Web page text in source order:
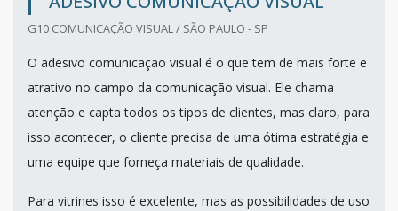
G10 COMUNICAÇÃO VISUAL / SÃO PAULO - SP
O adesivo comunicação visual é o que tem de mais forte e
atrativo no campo da comunicação visual. Ele chama
atenção e capta todos os tipos de clientes, mas claro, para
isso acontecer, o cliente precisa de uma ótima estratégia e
uma equipe que forneça materiais de qualidade.
Para vitrines isso é excelente, mas as possibilidades de uso